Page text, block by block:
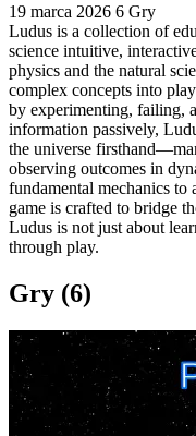
19 marca 2026 6 Gry
Ludus is a collection of
science intuitive,
physics and the natural
complex concepts into
by experimenting, failing,
information passively,
the universe
observing outcomes in
fundamental mechanics
game is crafted to bridge
Ludus is not just about
through play.
Gry (6)